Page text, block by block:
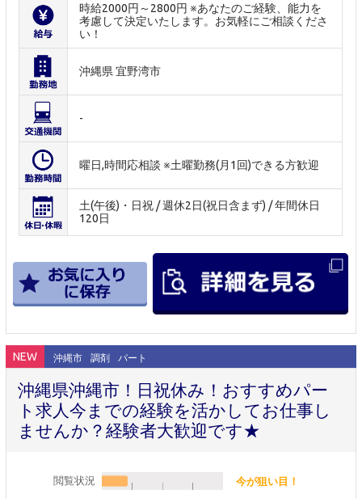
時給2000円～2800円 ※あなたのご経験、能力を
考慮して決定いたします。お気軽にご相談くださ
い！
沖縄県 宜野湾市
-
曜日,時間応相談 ※土曜勤務(月1回)できる方歓迎
土(午後)・日祝 / 週休2日(祝日含まず) / 年間休日
120日
NEW 沖縄市 調剤 パート
沖縄県沖縄市！日祝休み！おすすめパー
ト求人今までの経験を活かしてお仕事し
ませんか？経験者大歓迎です★
閲覧状況 今が狙い目！